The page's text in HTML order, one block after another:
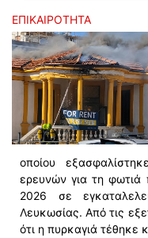
ΕΠΙΚΑΙΡΟΤΗΤΑ
οποίου
ερευνών για τη φωτιά
2026 σε
Λευκωσίας. Από τις
ότι η πυρκαγιά τέθηκε